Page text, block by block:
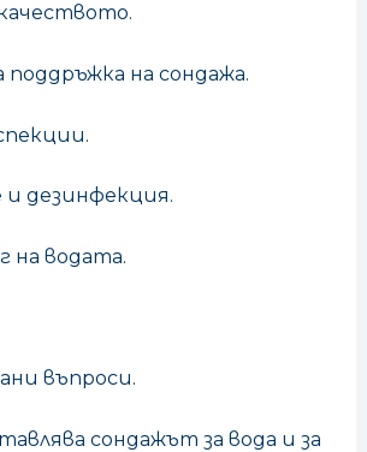
поддръжка на сондажа.
и дезинфекция.
на водата.
въпроси.
сондажът за вода и за